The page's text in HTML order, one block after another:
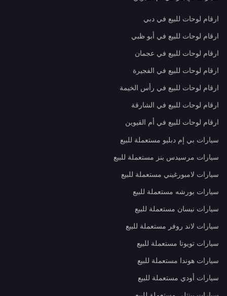
ارقام لوحات للبيع في دبي
ارقام لوحات للبيع في أبو ظبي
ارقام لوحات للبيع في عجمان
ارقام لوحات للبيع في الفجيرة
ارقام لوحات للبيع في رأس الخيمة
ارقام لوحات للبيع في الشارقة
ارقام لوحات للبيع في أم القيوين
سيارات بي إم دبليو مستعملة للبيع
سيارات مرسيدس بنز مستعملة للبيع
سيارات لامبورغيني مستعملة للبيع
سيارات بورشه مستعملة للبيع
سيارات نيسان مستعملة للبيع
سيارات لاند روفر مستعملة للبيع
سيارات تويوتا مستعملة للبيع
سيارات هوندا مستعملة للبيع
سيارات أودي مستعملة للبيع